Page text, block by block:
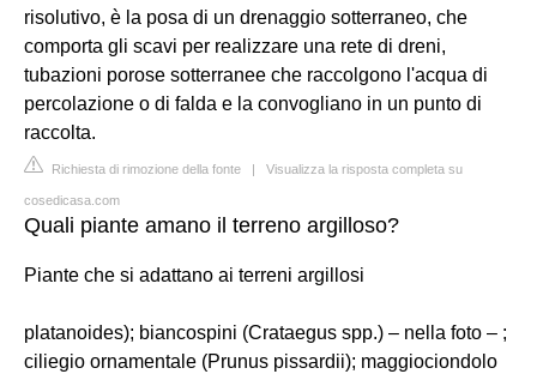
risolutivo, è la posa di un drenaggio sotterraneo, che
comporta gli scavi per realizzare una rete di dreni,
tubazioni porose sotterranee che raccolgono l'acqua di
percolazione o di falda e la convogliano in un punto di
raccolta.
Richiesta di rimozione della fonte | Visualizza la risposta completa su
cosedicasa.com
Quali piante amano il terreno argilloso?
Piante che si adattano ai terreni argillosi
platanoides); biancospini (Crataegus spp.) – nella foto – ;
ciliegio ornamentale (Prunus pissardii); maggiociondolo